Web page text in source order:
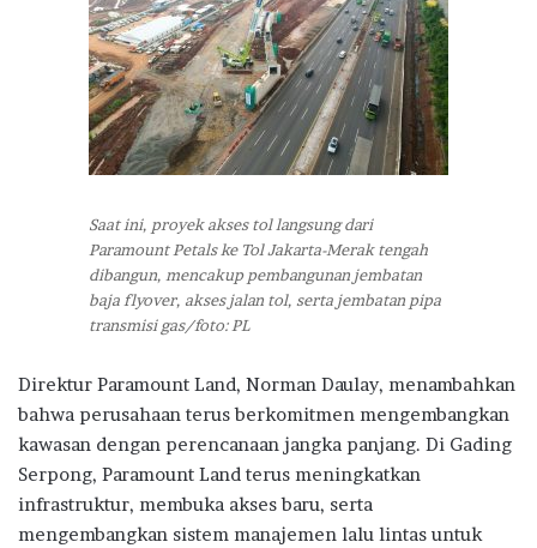
Saat ini, proyek akses tol langsung dari
Paramount Petals ke Tol Jakarta-Merak tengah
dibangun, mencakup pembangunan jembatan
baja flyover, akses jalan tol, serta jembatan pipa
transmisi gas/foto: PL
Direktur Paramount Land, Norman Daulay, menambahkan
bahwa perusahaan terus berkomitmen mengembangkan
kawasan dengan perencanaan jangka panjang. Di Gading
Serpong, Paramount Land terus meningkatkan
infrastruktur, membuka akses baru, serta
mengembangkan sistem manajemen lalu lintas untuk